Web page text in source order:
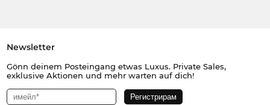
Newsletter
Gönn deinem Posteingang etwas Luxus. Private Sales,
exklusive Aktionen und mehr warten auf dich!